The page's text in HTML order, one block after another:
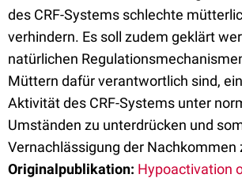
des CRF-Systems schlechte
verhindern. Es soll zudem geklärt
natürlichen
Müttern dafür verantwortlich sind,
Aktivität des CRF-Systems unter
Umständen zu unterdrücken und
Vernachlässigung der Nachkommen
Originalpublikation: Hypoactivation